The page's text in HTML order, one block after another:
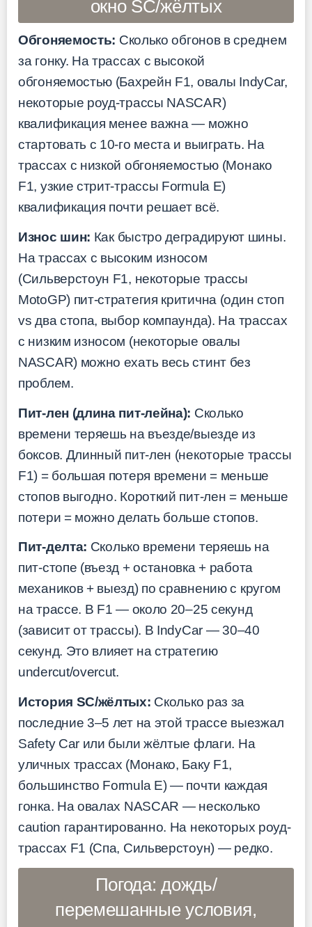
окно SC/жёлтых
Обгоняемость: Сколько обгонов в среднем
за гонку. На трассах с высокой
обгоняемостью (Бахрейн F1, овалы IndyCar,
некоторые роуд-трассы NASCAR)
квалификация менее важна — можно
стартовать с 10-го места и выиграть. На
трассах с низкой обгоняемостью (Монако
F1, узкие стрит-трассы Formula E)
квалификация почти решает всё.
Износ шин: Как быстро деградируют шины.
На трассах с высоким износом
(Сильверстоун F1, некоторые трассы
MotoGP) пит-стратегия критична (один стоп
vs два стопа, выбор компаунда). На трассах
с низким износом (некоторые овалы
NASCAR) можно ехать весь стинт без
проблем.
Пит-лен (длина пит-лейна): Сколько
времени теряешь на въезде/выезде из
боксов. Длинный пит-лен (некоторые трассы
F1) = большая потеря времени = меньше
стопов выгодно. Короткий пит-лен = меньше
потери = можно делать больше стопов.
Пит-делта: Сколько времени теряешь на
пит-стопе (въезд + остановка + работа
механиков + выезд) по сравнению с кругом
на трассе. В F1 — около 20–25 секунд
(зависит от трассы). В IndyCar — 30–40
секунд. Это влияет на стратегию
undercut/overcut.
История SC/жёлтых: Сколько раз за
последние 3–5 лет на этой трассе выезжал
Safety Car или были жёлтые флаги. На
уличных трассах (Монако, Баку F1,
большинство Formula E) — почти каждая
гонка. На овалах NASCAR — несколько
caution гарантированно. На некоторых роуд-
трассах F1 (Спа, Сильверстоун) — редко.
Погода: дождь/
перемешанные условия,